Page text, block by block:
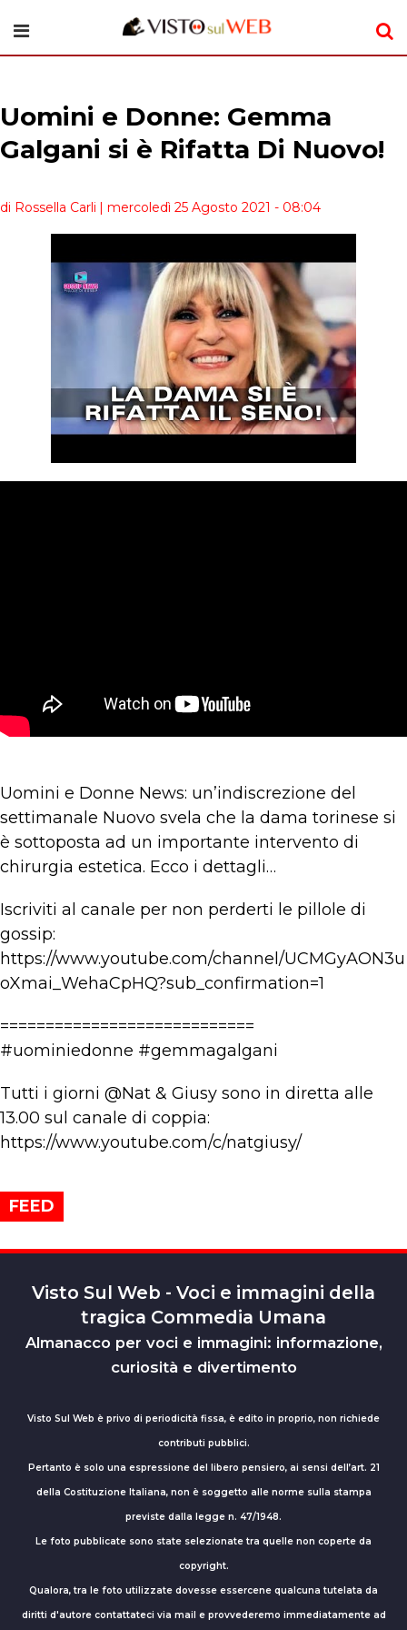
Uomini e Donne: Gemma
Galgani si è Rifatta Di Nuovo!
di Rossella Carli | mercoledì 25 Agosto 2021 - 08:04
Uomini e Donne News: un’indiscrezione del
settimanale Nuovo svela che la dama torinese si
è sottoposta ad un importante intervento di
chirurgia estetica. Ecco i dettagli…
Iscriviti al canale per non perderti le pillole di
gossip:
https://www.youtube.com/channel/UCMGyAON3u
oXmai_WehaCpHQ?sub_confirmation=1
============================
#uominiedonne #gemmagalgani
Tutti i giorni @Nat & Giusy sono in diretta alle
13.00 sul canale di coppia:
https://www.youtube.com/c/natgiusy/
FEED
Visto Sul Web - Voci e immagini della
tragica Commedia Umana
Almanacco per voci e immagini: informazione,
curiosità e divertimento
Visto Sul Web è privo di periodicità fissa, è edito in proprio, non richiede
contributi pubblici.
Pertanto è solo una espressione del libero pensiero, ai sensi dell’art. 21
della Costituzione Italiana, non è soggetto alle norme sulla stampa
previste dalla legge n. 47/1948.
Le foto pubblicate sono state selezionate tra quelle non coperte da
copyright.
Qualora, tra le foto utilizzate dovesse essercene qualcuna tutelata da
diritti d'autore contattateci via mail e provvederemo immediatamente ad